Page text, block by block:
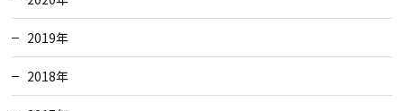
2019年
2018年